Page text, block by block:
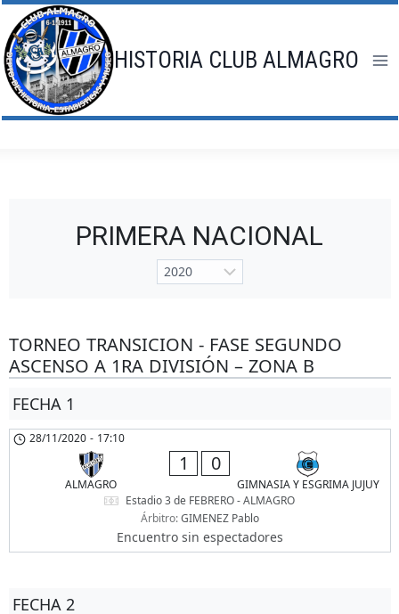
Saltar
al
contenido
HISTORIA CLUB ALMAGRO
PRIMERA NACIONAL
TORNEO TRANSICION - FASE SEGUNDO
ASCENSO A 1RA DIVISIÓN – ZONA B
FECHA 1
28/11/2020 - 17:10
ALMAGRO
1 0
GIMNASIA Y ESGRIMA JUJUY
Estadio 3 de FEBRERO - ALMAGRO
Árbitro:GIMENEZ Pablo
Encuentro sin espectadores
FECHA 2